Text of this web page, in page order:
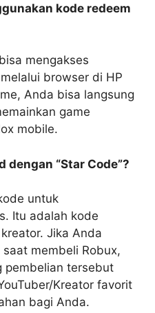
kode redeem
mengakses
melalui browser di HP
Anda bisa langsung
game
mobile.
dengan “Star Code”?
untuk
Itu adalah kode
Jika Anda
membeli Robux,
pembelian tersebut
Kreator favorit
bagi Anda.